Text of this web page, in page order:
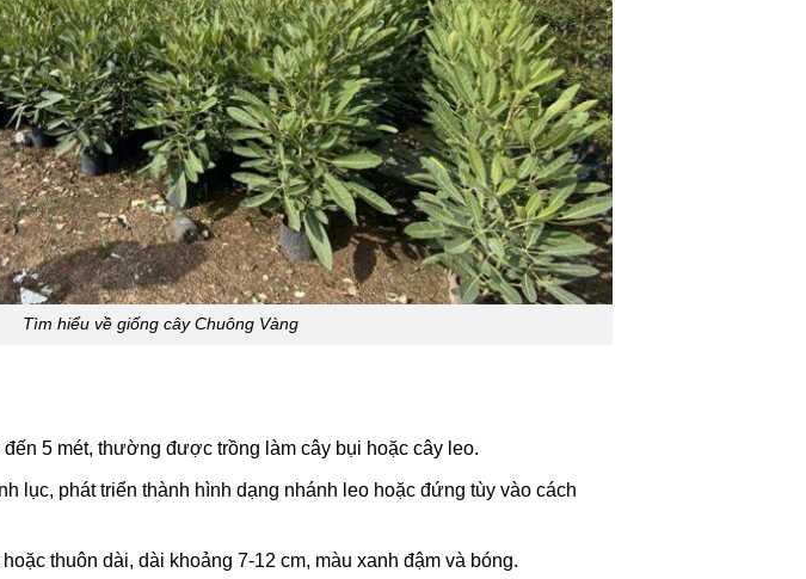
Tìm hiểu về giống cây Chuông Vàng
5 mét, thường được trồng làm cây bụi hoặc cây leo.
lục, phát triển thành hình dạng nhánh leo hoặc đứng tùy vào cách
thuôn dài, dài khoảng 7-12 cm, màu xanh đậm và bóng.